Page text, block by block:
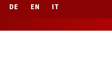
DE EN IT